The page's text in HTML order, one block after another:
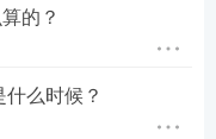
的？
么时候？